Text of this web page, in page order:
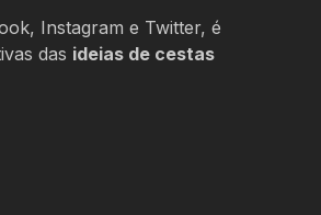
Instagram e Twitter, é
das ideias de cestas